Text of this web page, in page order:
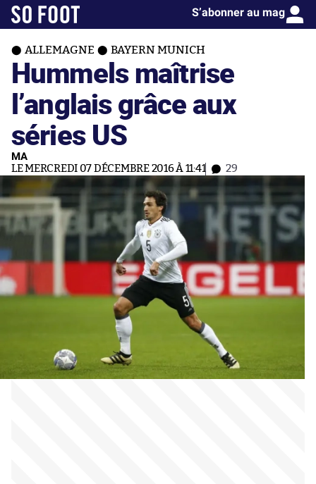
S’abonner au mag
ALLEMAGNE BAYERN MUNICH
Hummels maîtrise
l’anglais grâce aux
séries US
MA
LE MERCREDI 07 DÉCEMBRE 2016 À 11:41 29